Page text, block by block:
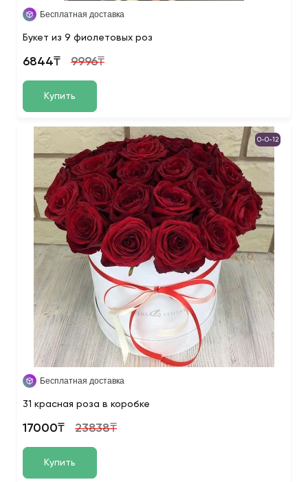
Бесплатная доставка
Букет из 9 фиолетовых роз
6844₸ 9996₸
Купить
0-0-12
Бесплатная доставка
31 красная роза в коробке
17000₸ 23838₸
Купить